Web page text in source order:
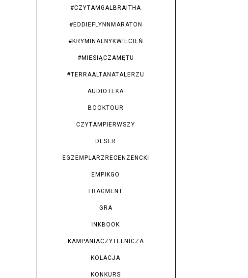
#CZYTAMGALBRAITHA
#EDDIEFLYNNMARATON
#KRYMINALNYKWIECIEŃ
#MIESIĄCZAMĘTU
#TERRAALTANATALERZU
AUDIOTEKA
BOOKTOUR
CZYTAMPIERWSZY
DESER
EGZEMPLARZRECENZENCKI
EMPIKGO
FRAGMENT
GRA
INKBOOK
KAMPANIACZYTELNICZA
KOLACJA
KONKURS